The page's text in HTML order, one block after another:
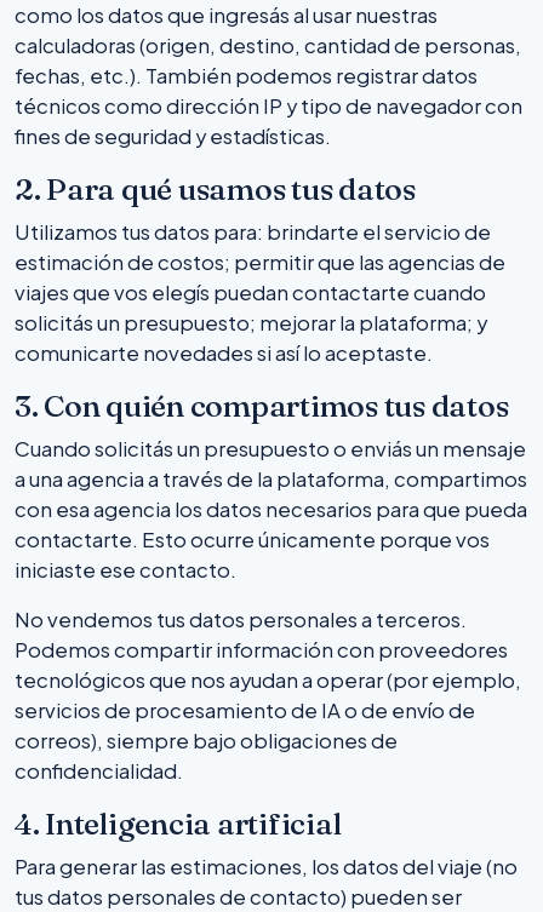
como los datos que ingresás al usar nuestras
calculadoras (origen, destino, cantidad de personas,
fechas, etc.). También podemos registrar datos
técnicos como dirección IP y tipo de navegador con
fines de seguridad y estadísticas.
2. Para qué usamos tus datos
Utilizamos tus datos para: brindarte el servicio de
estimación de costos; permitir que las agencias de
viajes que vos elegís puedan contactarte cuando
solicitás un presupuesto; mejorar la plataforma; y
comunicarte novedades si así lo aceptaste.
3. Con quién compartimos tus datos
Cuando solicitás un presupuesto o enviás un mensaje
a una agencia a través de la plataforma, compartimos
con esa agencia los datos necesarios para que pueda
contactarte. Esto ocurre únicamente porque vos
iniciaste ese contacto.
No vendemos tus datos personales a terceros.
Podemos compartir información con proveedores
tecnológicos que nos ayudan a operar (por ejemplo,
servicios de procesamiento de IA o de envío de
correos), siempre bajo obligaciones de
confidencialidad.
4. Inteligencia artificial
Para generar las estimaciones, los datos del viaje (no
tus datos personales de contacto) pueden ser